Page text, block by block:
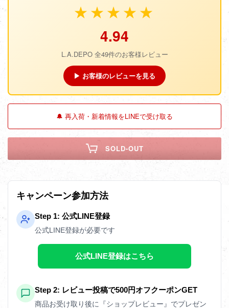
★★★★★
4.94
L.A.DEPO 全49件のお客様レビュー
▶ お客様のレビューを見る
🔔 再入荷・新着情報をLINEで受け取る
SOLD-OUT
キャンペーン参加方法
Step 1: 公式LINE登録
公式LINE登録が必要です
公式LINE登録はこちら
Step 2: レビュー投稿で500円オフクーポンGET
商品お受け取り後に『ショップレビュー』でプレゼン